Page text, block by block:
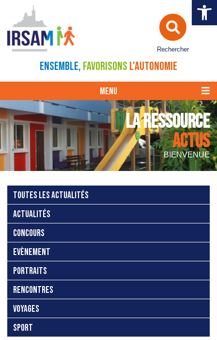
Ouvrir
Rechercher
ENSEMBLE, FAVORISONS L'AUTONOMIE
MENU
LA RESSOURCE
ACTUS
BIENVENUE
TOUTES LES ACTUALITÉS
ACTUALITÉS
CONCOURS
EVÈNEMENT
PORTRAITS
RENCONTRES
VOYAGES
SPORT